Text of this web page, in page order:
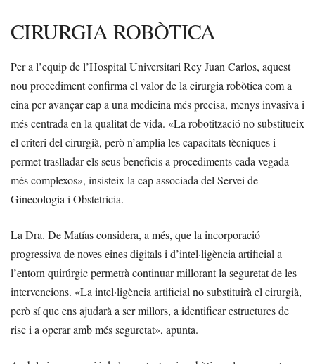
CIRURGIA ROBÒTICA
Per a l’equip de l’Hospital Universitari Rey Juan Carlos, aquest
nou procediment confirma el valor de la cirurgia robòtica com a
eina per avançar cap a una medicina més precisa, menys invasiva i
més centrada en la qualitat de vida. «La robotització no substitueix
el criteri del cirurgià, però n’amplia les capacitats tècniques i
permet traslladar els seus beneficis a procediments cada vegada
més complexos», insisteix la cap associada del Servei de
Ginecologia i Obstetrícia.
La Dra. De Matías considera, a més, que la incorporació
progressiva de noves eines digitals i d’intel·ligència artificial a
l’entorn quirúrgic permetrà continuar millorant la seguretat de les
intervencions. «La intel·ligència artificial no substituirà el cirurgià,
però sí que ens ajudarà a ser millors, a identificar estructures de
risc i a operar amb més seguretat», apunta.